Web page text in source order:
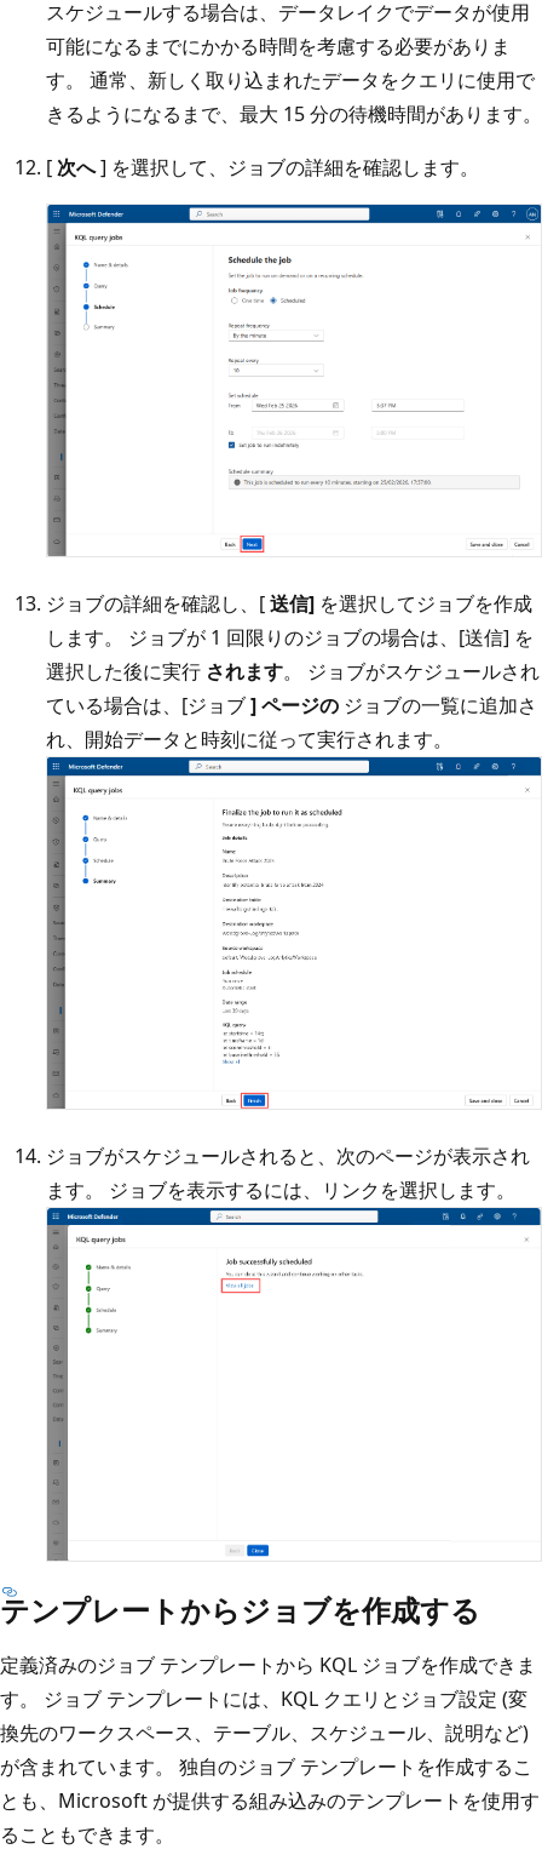
スケジュールする場合は、データレイクでデータが使用
可能になるまでにかかる時間を考慮する必要がありま
す。 通常、新しく取り込まれたデータをクエリに使用で
きるようになるまで、最大 15 分の待機時間があります。
[次へ] を選択して、ジョブの詳細を確認します。
ジョブの詳細を確認し、[送信] を選択してジョブを作成
します。 ジョブが 1 回限りのジョブの場合は、[送信] を
選択した後に実行 されます。 ジョブがスケジュールされ
ている場合は、[ジョブ] ページの ジョブの一覧に追加さ
れ、開始データと時刻に従って実行されます。
ジョブがスケジュールされると、次のページが表示され
ます。 ジョブを表示するには、リンクを選択します。
テンプレートからジョブを作成する
定義済みのジョブ テンプレートから KQL ジョブを作成できま
す。 ジョブ テンプレートには、KQL クエリとジョブ設定 (変
換先のワークスペース、テーブル、スケジュール、説明など)
が含まれています。 独自のジョブ テンプレートを作成するこ
とも、Microsoft が提供する組み込みのテンプレートを使用す
ることもできます。